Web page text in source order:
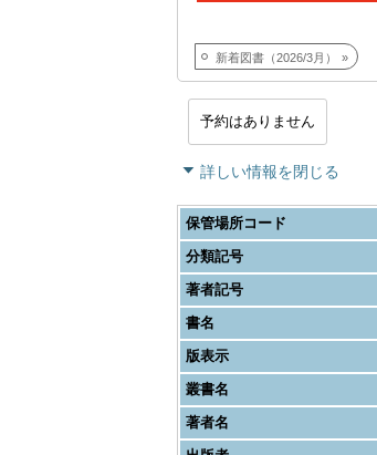
新着図書（2026/3月）
予約はありません
詳しい情報を閉じる
保管場所コード
分類記号
著者記号
書名
版表示
叢書名
著者名